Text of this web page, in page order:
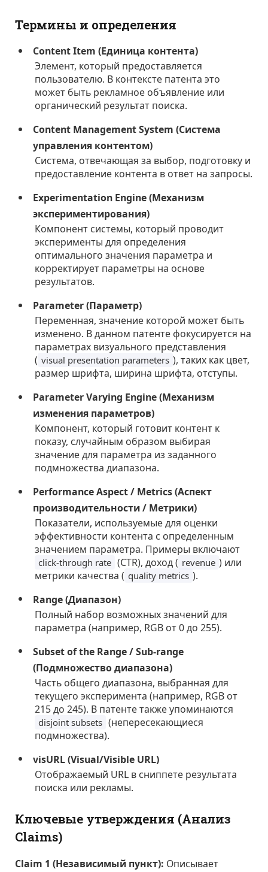
Термины и определения
Content Item (Единица контента)
Элемент, который предоставляется
пользователю. В контексте патента это
может быть рекламное объявление или
органический результат поиска.
Content Management System (Система
управления контентом)
Система, отвечающая за выбор, подготовку и
предоставление контента в ответ на запросы.
Experimentation Engine (Механизм
экспериментирования)
Компонент системы, который проводит
эксперименты для определения
оптимального значения параметра и
корректирует параметры на основе
результатов.
Parameter (Параметр)
Переменная, значение которой может быть
изменено. В данном патенте фокусируется на
параметрах визуального представления
( visual presentation parameters ), таких как цвет,
размер шрифта, ширина шрифта, отступы.
Parameter Varying Engine (Механизм
изменения параметров)
Компонент, который готовит контент к
показу, случайным образом выбирая
значение для параметра из заданного
подмножества диапазона.
Performance Aspect / Metrics (Аспект
производительности / Метрики)
Показатели, используемые для оценки
эффективности контента с определенным
значением параметра. Примеры включают
click-through rate (CTR), доход ( revenue ) или
метрики качества ( quality metrics ).
Range (Диапазон)
Полный набор возможных значений для
параметра (например, RGB от 0 до 255).
Subset of the Range / Sub-range
(Подмножество диапазона)
Часть общего диапазона, выбранная для
текущего эксперимента (например, RGB от
215 до 245). В патенте также упоминаются
disjoint subsets (непересекающиеся
подмножества).
visURL (Visual/Visible URL)
Отображаемый URL в сниппете результата
поиска или рекламы.
Ключевые утверждения (Анализ
Claims)
Claim 1 (Независимый пункт): Описывает